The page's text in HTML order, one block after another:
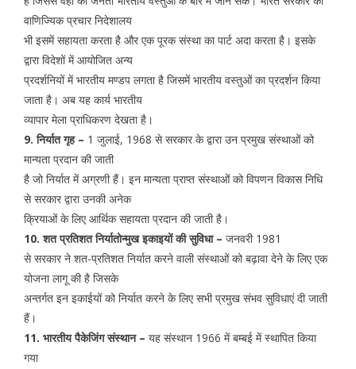
वाणिज्यिक प्रचार निदेशालय
भी इसमें सहायता करता है और एक पूरक संस्था का पार्ट अदा करता है। इसके
द्वारा विदेशों में आयोजित अन्य
प्रदर्शनियों में भारतीय मण्डप लगता है जिसमें भारतीय वस्तुओं का प्रदर्शन किया
जाता है। अब यह कार्य भारतीय
व्यापार मेला प्राधिकरण देखता है।
9. निर्यात गृह – 1 जुलाई, 1968 से सरकार के द्वारा उन प्रमुख संस्थाओं को
मान्यता प्रदान की जाती
है जो निर्यात में अग्रणी हैं। इन मान्यता प्राप्त संस्थाओं को विपणन विकास निधि
से सरकार द्वारा उनकी अनेक
क्रियाओं के लिए आर्थिक सहायता प्रदान की जाती है।
10. शत प्रतिशत निर्यातोन्मुख इकाइयों की सुविधा – जनवरी 1981
से सरकार ने शत-प्रतिशत निर्यात करने वाली संस्थाओं को बढ़ावा देने के लिए एक
योजना लागू की है जिसके
अन्तर्गत इन इकाईयों को निर्यात करने के लिए सभी प्रमुख संभव सुविधाएं दी जाती
हैं।
11. भारतीय पैकेजिंग संस्थान – यह संस्थान 1966 में बम्बई में स्थापित किया
गया